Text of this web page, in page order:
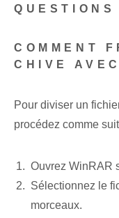
QUESTIONS
COMMENT
CHIVE
Pour diviser un
procédez comme
Ouvrez WinRAR
Sélectionnez le
morceaux.